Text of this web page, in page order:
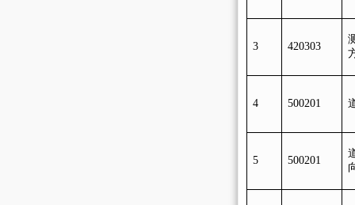
3 420303
4 500201
5 500201